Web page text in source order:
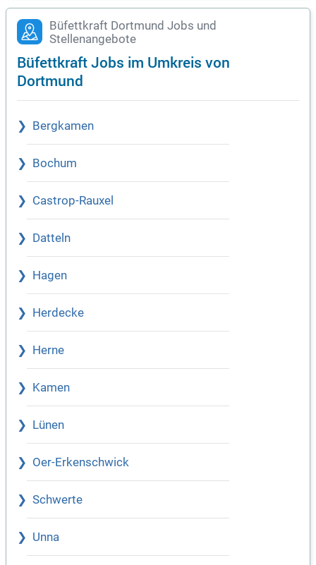
Büfettkraft Dortmund Jobs und
Stellenangebote
Büfettkraft Jobs im Umkreis von
Dortmund
Bergkamen
Bochum
Castrop-Rauxel
Datteln
Hagen
Herdecke
Herne
Kamen
Lünen
Oer-Erkenschwick
Schwerte
Unna